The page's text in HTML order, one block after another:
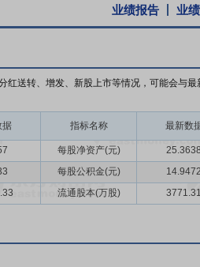
业绩报告 业
红送转、增发、新股上市等情况，可能会与最
据 指标名称 最新数
每股净资产(元)
每股公积金(元)
流通股本(万股)